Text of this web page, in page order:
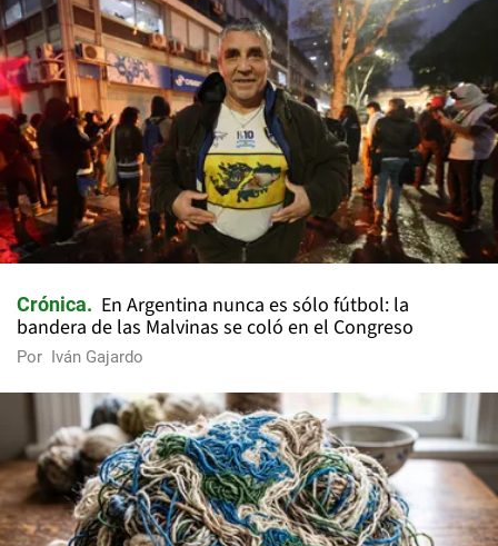
Crónica
En Argentina nunca es sólo fútbol: la
bandera de las Malvinas se coló en el Congreso
Por Iván Gajardo